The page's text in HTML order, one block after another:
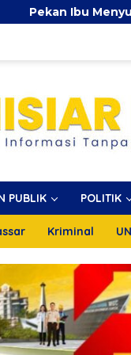
Dunia 2026, TP
PUBLIK POLITIK
Kriminal